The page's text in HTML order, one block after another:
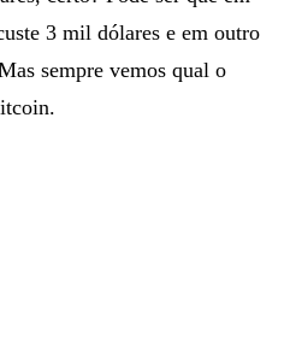
3 mil dólares e em outro
sempre vemos qual o